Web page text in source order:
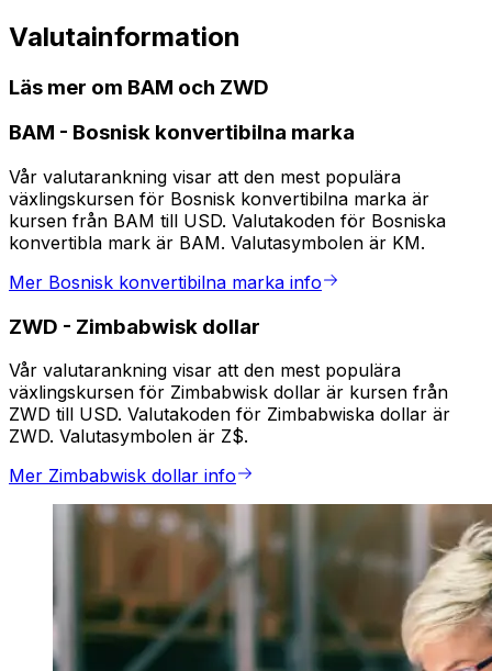
Valutainformation
Läs mer om BAM och ZWD
BAM - Bosnisk konvertibilna marka
Vår valutarankning visar att den mest populära
växlingskursen för Bosnisk konvertibilna marka är
kursen från BAM till USD. Valutakoden för Bosniska
konvertibla mark är BAM. Valutasymbolen är KM.
Mer Bosnisk konvertibilna marka info
ZWD - Zimbabwisk dollar
Vår valutarankning visar att den mest populära
växlingskursen för Zimbabwisk dollar är kursen från
ZWD till USD. Valutakoden för Zimbabwiska dollar är
ZWD. Valutasymbolen är Z$.
Mer Zimbabwisk dollar info